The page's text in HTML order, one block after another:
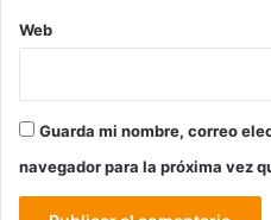
Web
Guarda mi nombre, correo
navegador para la próxima vez